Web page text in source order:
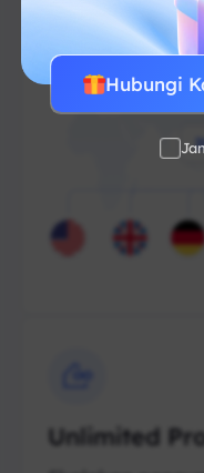
Unlimited
Hubungi